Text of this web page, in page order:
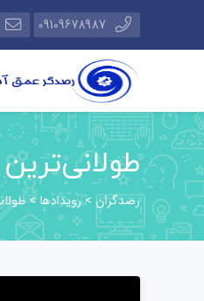
09109678987
طولانی‌ترین
رصدگران >رویدادها>